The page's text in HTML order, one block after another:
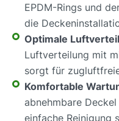
EPDM-Rings und
die
Optimale
Luftverteilung mit
sorgt für
Komfortable
abnehmbare
einfache Reinigung